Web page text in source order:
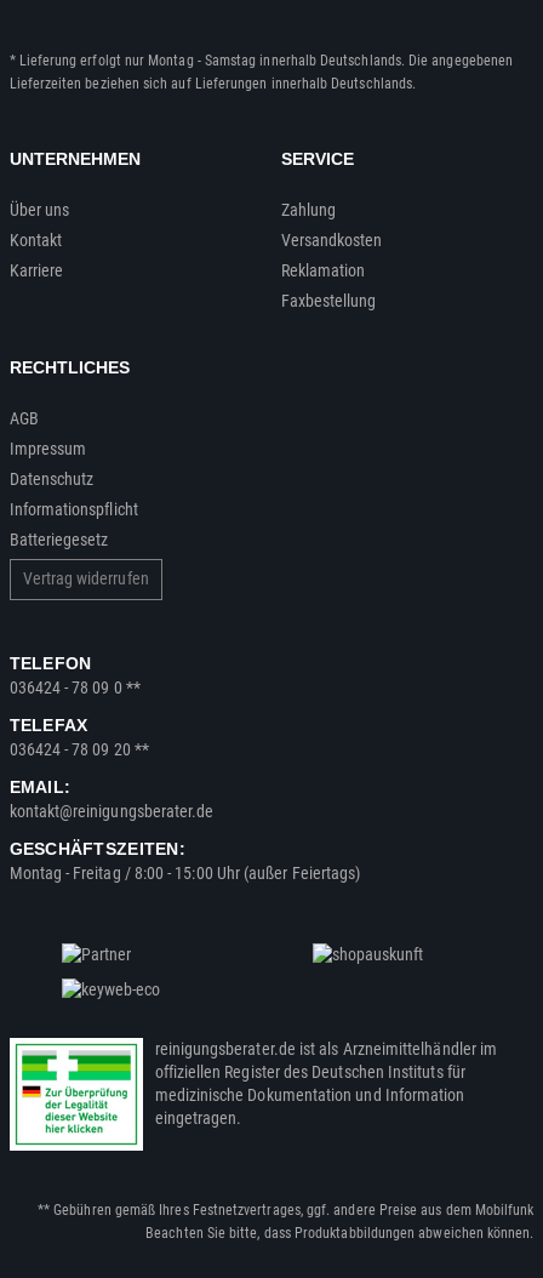
* Lieferung erfolgt nur Montag - Samstag innerhalb Deutschlands. Die angegebenen
Lieferzeiten beziehen sich auf Lieferungen innerhalb Deutschlands.
UNTERNEHMEN
Über uns
Kontakt
Karriere
SERVICE
Zahlung
Versandkosten
Reklamation
Faxbestellung
RECHTLICHES
AGB
Impressum
Datenschutz
Informationspflicht
Batteriegesetz
Vertrag widerrufen
TELEFON
036424 - 78 09 0 **
TELEFAX
036424 - 78 09 20 **
EMAIL:
kontakt@reinigungsberater.de
GESCHÄFTSZEITEN:
Montag - Freitag / 8:00 - 15:00 Uhr (außer Feiertags)
reinigungsberater.de ist als Arzneimittelhändler im
offiziellen Register des Deutschen Instituts für
medizinische Dokumentation und Information
eingetragen.
** Gebühren gemäß Ihres Festnetzvertrages, ggf. andere Preise aus dem Mobilfunk
Beachten Sie bitte, dass Produktabbildungen abweichen können.